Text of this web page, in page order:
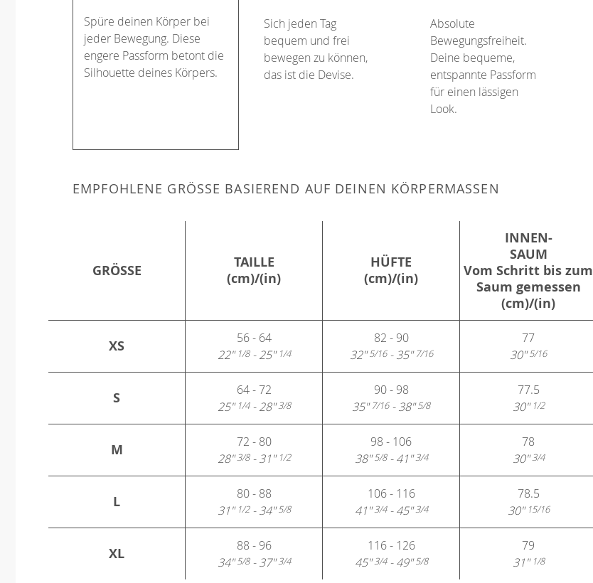
Spüre deinen Körper bei
jeder Bewegung. Diese
engere Passform betont die
Silhouette deines Körpers.
Sich jeden Tag
bequem und frei
bewegen zu können,
das ist die Devise.
Absolute
Bewegungsfreiheit.
Deine bequeme,
entspannte Passform
für einen lässigen
Look.
EMPFOHLENE GRÖSSE BASIEREND AUF DEINEN KÖRPERMASSEN
GRÖSSE
TAILLE
(cm)/(in)
HÜFTE
(cm)/(in)
INNEN-
SAUM
Vom Schritt bis zum
Saum gemessen
(cm)/(in)
XS
56 - 64
22"1/8- 25"1/4
82 - 90
32"5/16- 35"7/16
77
30"5/16
S
64 - 72
25"1/4- 28"3/8
90 - 98
35"7/16- 38"5/8
77.5
30"1/2
M
72 - 80
28"3/8- 31"1/2
98 - 106
38"5/8- 41"3/4
78
30"3/4
L
80 - 88
31"1/2- 34"5/8
106 - 116
41"3/4- 45"3/4
78.5
30"15/16
XL
88 - 96
34"5/8- 37"3/4
116 - 126
45"3/4- 49"5/8
79
31"1/8